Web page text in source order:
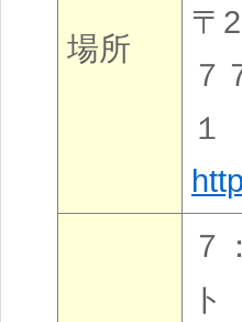
場所
〒
７
１
ト